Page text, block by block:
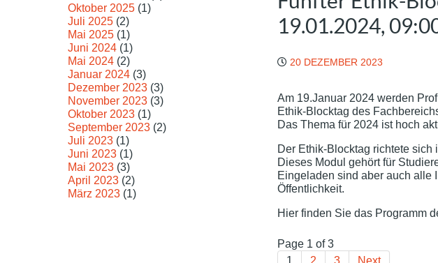
Oktober 2025 (1)
Juli 2025 (2)
Mai 2025 (1)
Juni 2024 (1)
Mai 2024 (2)
Januar 2024 (3)
Dezember 2023 (3)
November 2023 (3)
Oktober 2023 (1)
September 2023 (2)
Juli 2023 (1)
Juni 2023 (1)
Mai 2023 (3)
April 2023 (2)
März 2023 (1)
19.01.2024,
20 DEZEMBER 2023
Am 19.Januar 2024 werden
Ethik-Blocktag des
Das Thema für 2024 ist hoch
Der Ethik-Blocktag richtete sich
Dieses Modul gehört für
Eingeladen sind aber auch alle
Öffentlichkeit.
Hier finden Sie das Programm
Page 1 of 3
1
2 3 Next